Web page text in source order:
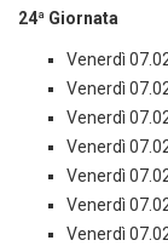
24ª Giornata
Venerdì
Venerdì
Venerdì
Venerdì
Venerdì
Venerdì
Venerdì